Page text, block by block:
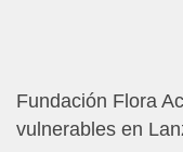
Fundación Flora
vulnerables en